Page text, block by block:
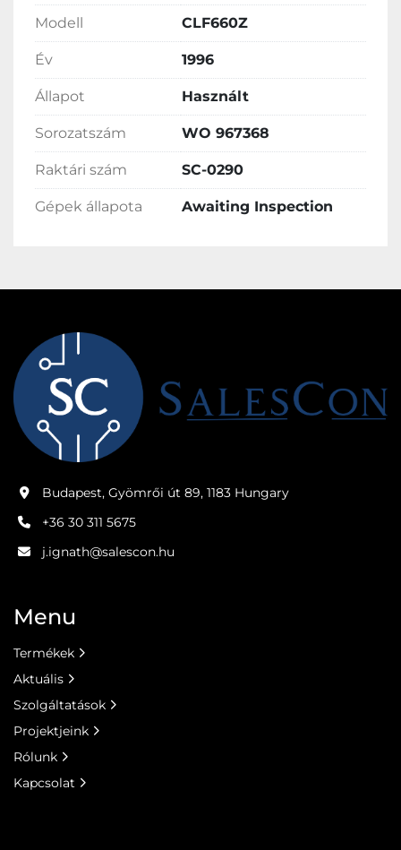
Modell CLF660Z
Év 1996
Állapot Használt
Sorozatszám WO 967368
Raktári szám SC-0290
Gépek állapota Awaiting Inspection
Budapest, Gyömrői út 89, 1183 Hungary
+36 30 311 5675
j.ignath@salescon.hu
Menu
Termékek
Aktuális
Szolgáltatások
Projektjeink
Rólunk
Kapcsolat